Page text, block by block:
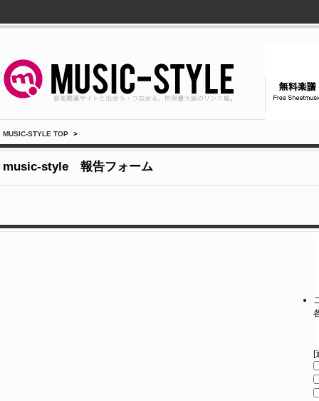
MUSIC-STYLE TOP >
music-style 報告フォーム
[